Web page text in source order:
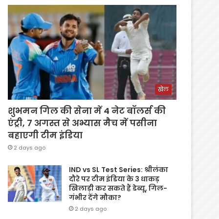
खेल
शुभमन गिल की सेना में 4 नेट बॉलर्स की
एंट्री, 7 अगस्त से अभ्यास मैच में पसीना
बहाएगी टीम इंडिया
2 days ago
IND vs SL Test Series: श्रीलंका
दौरे पर टीम इंडिया के 3 धाकड़
खिलाड़ी कर सकते हैं डेब्यू, गिल-
गंभीर देंगे मौका?
2 days ago